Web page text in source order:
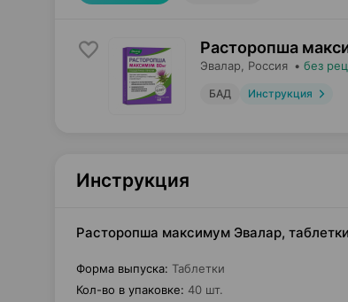
Расторопша
Эвалар , Россия • без
БАД Инструкция
Инструкция
Расторопша максимум Эвалар,
Форма выпуска: Таблетки
Кол-во в упаковке: 40 шт.